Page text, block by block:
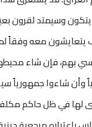
وسيمتد لقرون
يتعايشون معه وفقاً
بهم، فإن شاء
وأن شاءوا جمهورياً
لها في ظل حاكم